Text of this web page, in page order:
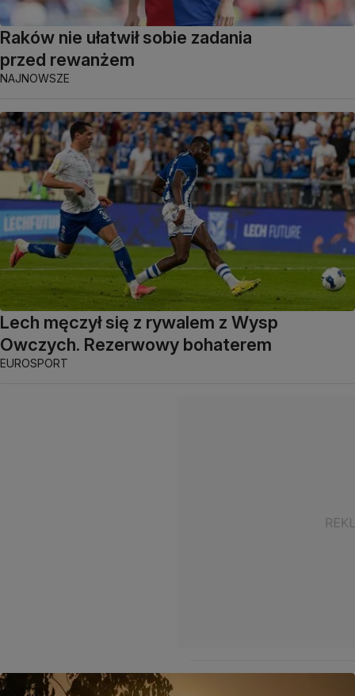
Raków nie ułatwił sobie zadania
przed rewanżem
NAJNOWSZE
Lech męczył się z rywalem z Wysp
Owczych. Rezerwowy bohaterem
EUROSPORT